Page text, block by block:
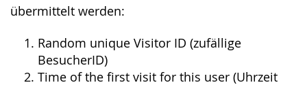
übermittelt werden:
Random unique Visitor ID (zufällige
BesucherID)
Time of the first visit for this user (Uhrzeit